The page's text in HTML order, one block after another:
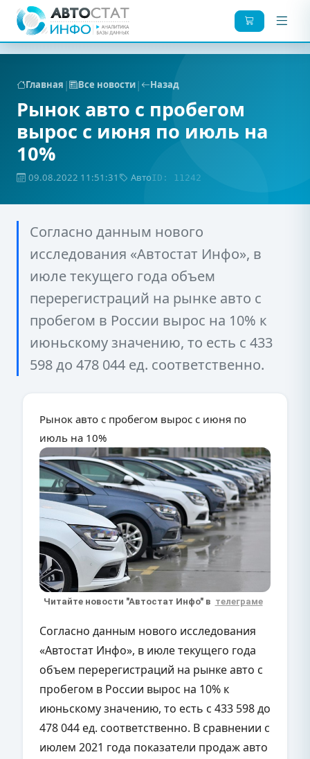
Главная | Все новости| Назад
Рынок авто с пробегом
вырос с июня по июль на
10%
09.08.2022 11:51:31 АвтоID: 11242
Согласно данным нового
исследования «Автостат Инфо», в
июле текущего года объем
перерегистраций на рынке авто с
пробегом в России вырос на 10% к
июньскому значению, то есть с 433
598 до 478 044 ед. соответственно.
Рынок авто с пробегом вырос с июня по
июль на 10%
Читайте новости "Автостат Инфо" в телеграме
Согласно данным нового исследования
«Автостат Инфо», в июле текущего года
объем перерегистраций на рынке авто с
пробегом в России вырос на 10% к
июньскому значению, то есть с 433 598 до
478 044 ед. соответственно. В сравнении с
июлем 2021 года показатели продаж авто